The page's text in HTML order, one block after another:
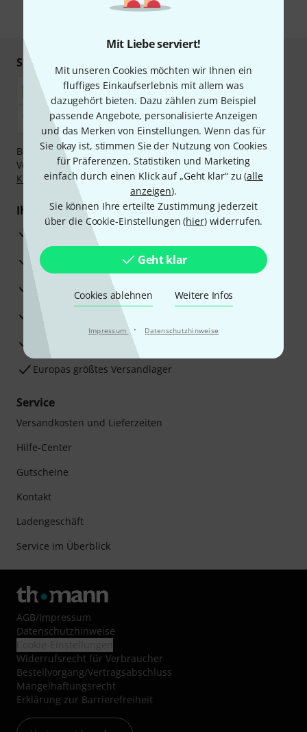
Mit Liebe serviert!
Mit unseren Cookies möchten wir Ihnen ein
fluffiges Einkaufserlebnis mit allem was
dazugehört bieten. Dazu zählen zum Beispiel
passende Angebote, personalisierte Anzeigen
und das Merken von Einstellungen. Wenn das für
Sie okay ist, stimmen Sie der Nutzung von Cookies
für Präferenzen, Statistiken und Marketing
einfach durch einen Klick auf „Geht klar“ zu (alle
anzeigen).
Sie können Ihre erteilte Zustimmung jederzeit
über die Cookie-Einstellungen (hier) widerrufen.
Geht klar
Cookies ablehnen Weitere Infos
Impressum · Datenschutzhinweise
* Pflichtfeld
Sicher einkaufen & bezahlen
Bezahlen Sie vertraulich und sicher per Nachnahme,
Vorkasse, PayPal, Amazon Pay,Klarna Sofort bezahlen
Klarna Ratenzahlungoder Kreditkarte.
Ihre Vorteile
3 Jahre Thomann Garantie
30 Tage Money-Back-Garantie
Beratung durch Fachexperten
Zufriedenheitsgarantie
Europas größtes Versandlager
Service
Versandkosten und Lieferzeiten
Hilfe-Center
Gutscheine
Kontakt
Ladengeschäft
Service im Überblick
AGB/Impressum
Datenschutzhinweise
Widerrufsrecht für Verbraucher
Bestellvorgang/Vertragsabschluss
Mängelhaftungsrecht
Erklärung zur Barrierefreiheit